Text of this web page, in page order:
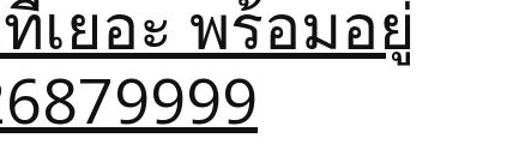
เยอะ พร้อมอยู่